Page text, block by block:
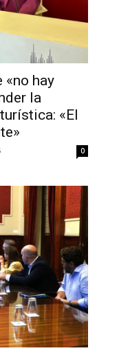
«no hay
la
«El
0